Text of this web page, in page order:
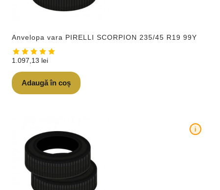
Anvelopa vara PIRELLI SCORPION 235/45 R19 99Y
1.097,13 lei
Adaugă în coș
i